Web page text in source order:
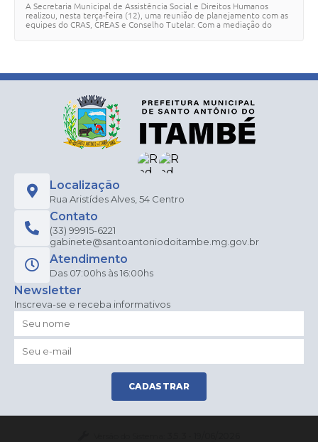
A Secretaria Municipal de Assistência Social e Direitos Humanos
realizou, nesta terça-feira (12), uma reunião de planejamento com as
equipes do CRAS, CREAS e Conselho Tutelar. Com a mediação do
Localização
Rua Aristídes Alves, 54 Centro
Contato
(33) 99915-6221
gabinete@santoantoniodoitambe.mg.gov.br
Atendimento
Das 07:00hs às 16:00hs
Newsletter
Inscreva-se e receba informativos
CADASTRAR